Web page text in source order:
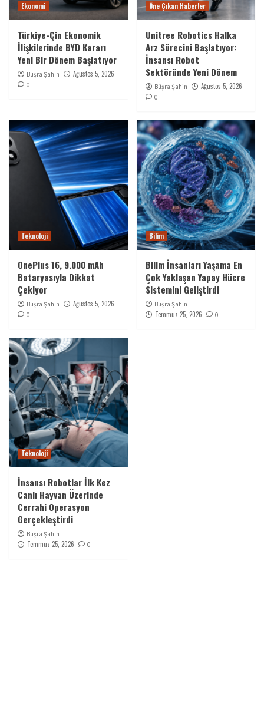
Ekonomi
Türkiye-Çin Ekonomik
İlişkilerinde BYD Kararı
Yeni Bir Dönem Başlatıyor
Büşra Şahin Ağustos 5, 2026
0
Öne Çıkan Haberler
Unitree Robotics Halka
Arz Sürecini Başlatıyor:
İnsansı Robot
Sektöründe Yeni Dönem
Büşra Şahin Ağustos 5, 2026
0
Teknoloji
OnePlus 16, 9.000 mAh
Bataryasıyla Dikkat
Çekiyor
Büşra Şahin Ağustos 5, 2026
0
Bilim
Bilim İnsanları Yaşama En
Çok Yaklaşan Yapay Hücre
Sistemini Geliştirdi
Büşra Şahin
Temmuz 25, 2026 0
Teknoloji
İnsansı Robotlar İlk Kez
Canlı Hayvan Üzerinde
Cerrahi Operasyon
Gerçekleştirdi
Büşra Şahin
Temmuz 25, 2026 0